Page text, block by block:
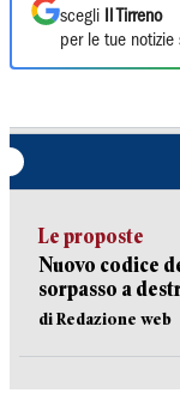
scegli
Il Tirreno
per le tue notizie
Le proposte
Nuovo codice
sorpasso a
di Redazione web